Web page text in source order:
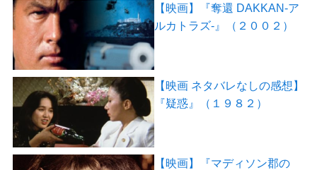
【映画】『奪還 DAKKAN-ア
ルカトラズ-』（２００２）
【映画 ネタバレなしの感想】
『疑惑』（１９８２）
【映画】『マディソン郡の